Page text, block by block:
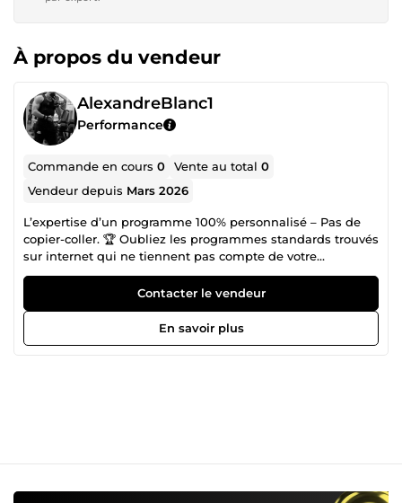
À propos du vendeur
AlexandreBlanc1
Performance
Commande en cours0 Vente au total0
Vendeur depuis Mars 2026
L’expertise d’un programme 100% personnalisé – Pas de
copier-coller. 🏆 Oubliez les programmes standards trouvés
sur internet qui ne tiennent pas compte de votre
morphologie. Je vous propose un véritable
accompagnement professionnel conçu pour transformer
durablement votre physique. Un pack complet
&quot;Résultats&quot; : Musculation de Précision : Que
vous pratiquiez en salle ou en extérieur, chaque exercice
constante. Rigueur Professionnelle : Un suivi sérieux pour
Contacter le vendeur
En savoir plus